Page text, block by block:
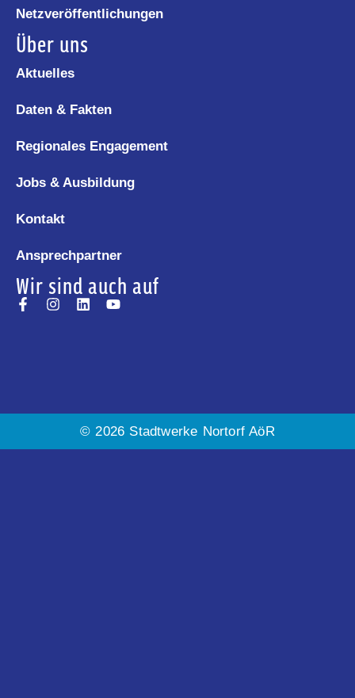
Netzveröffentlichungen
Über uns
Aktuelles
Daten & Fakten
Regionales Engagement
Jobs & Ausbildung
Kontakt
Ansprechpartner
Wir sind auch auf
© 2026 Stadtwerke Nortorf AöR